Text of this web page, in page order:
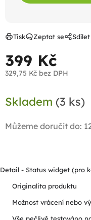
399 Kč
329,75 Kč bez DPH
cena:
Skladem (3 ks)
Můžeme doručit do:
Tisk Zeptat se Sdílet
Detail - Status widget (pro
Originalita produktu
Možnost vrácení nebo